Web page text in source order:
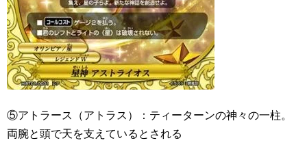
⑤アトラース（アトラス）：ティーターンの神々の一柱。
両腕と頭で天を支えているとされる